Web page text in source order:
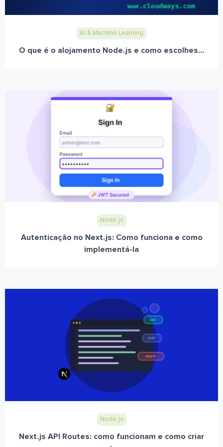
AI & Machine Learning
O que é o alojamento Node.js e como escolhes...
Node.js
Autenticação no Next.js: Como funciona e como
implementá-la
Node.js
Next.js API Routes: como funcionam e como criar